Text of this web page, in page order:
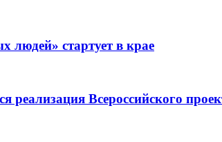
людей» стартует в крае
реализация Всероссийского